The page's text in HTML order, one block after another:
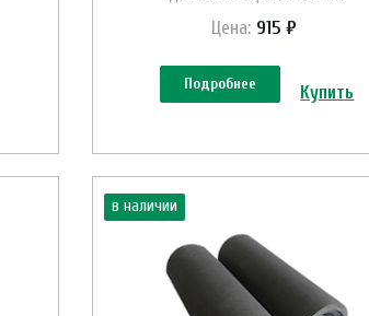
Цена: 915 ₽
Подробнее Купить
в наличии